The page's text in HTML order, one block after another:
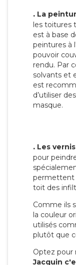
. La
les toitures
est à base
peintures à
pouvoir
rendu. Par
solvants et
est
d’utiliser
masque.
. Les
pour
permettent
toit des
Comme ils
la couleur
utilisés
plutôt que
Optez pour
Jacquin